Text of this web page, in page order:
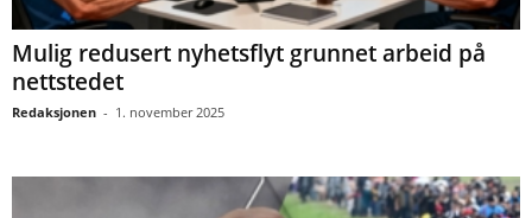
Mulig redusert nyhetsflyt grunnet arbeid på
nettstedet
Redaksjonen - 1. november 2025